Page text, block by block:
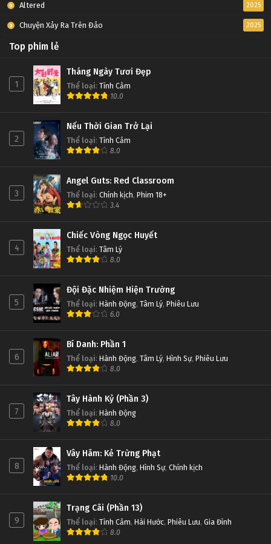
Tập 36
Thôn Tính Bầu Trời Tập 35
Thôn Tính Bầu Trời Tập 34
Tập 34
Thôn Tính Bầu Trời Tập 33
Tập 33
Thôn Tính Bầu Trời Tập 32
Tập 32
Tập 31
Tập 30
Tập 29
Thôn Tính Bầu Trời Tập 28
Thôn Tính Bầu Trời Tập 27
Thôn Tính Bầu Trời Tập 26
Altered 2025
Chuyện Xảy Ra Trên Đảo 2025
Top phim lẻ
1
Tháng Ngày Tươi Đẹp
Thể loại: Tình Cảm
10.0
2
Nếu Thời Gian Trở Lại
Thể loại: Tình Cảm
8.0
3
Angel Guts: Red Classroom
Thể loại: Chính kịch, Phim 18+
3.4
4
Chiếc Vòng Ngọc Huyết
Thể loại: Tâm Lý
8.0
5
Đội Đặc Nhiệm Hiện Trường
Thể loại: Hành Động, Tâm Lý, Phiêu Lưu
6.0
6
Bí Danh: Phần 1
Thể loại: Hành Động, Tâm Lý, Hình Sự, Phiêu Lưu
8.0
7
Tây Hành Kỷ (Phần 3)
Thể loại: Hành Động
8.0
8
Vây Hãm: Kẻ Trừng Phạt
Thể loại: Hành Động, Hình Sự, Chính kịch
10.0
9
Trạng Cãi (Phần 13)
Thể loại: Tình Cảm, Hài Hước, Phiêu Lưu, Gia Đình
8.0